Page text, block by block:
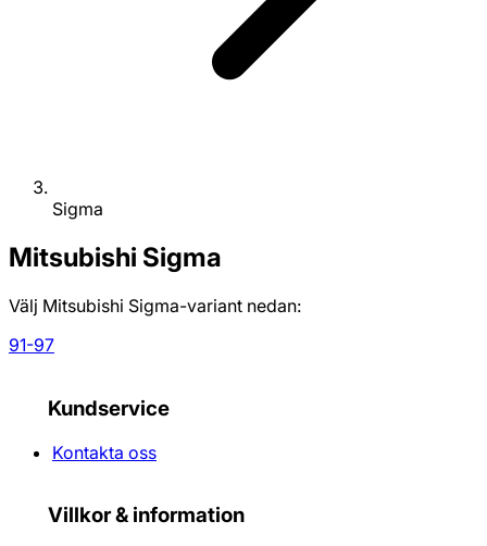
Sigma
Mitsubishi Sigma
Välj Mitsubishi Sigma-variant nedan:
91-97
Kundservice
Kontakta oss
Villkor & information